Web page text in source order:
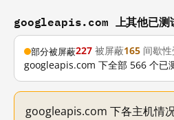
googleapis.com 上其他已测
部分被屏蔽227 被屏蔽165 间歇
googleapis.com 下全部 566 个已
googleapis.com 下各主机情